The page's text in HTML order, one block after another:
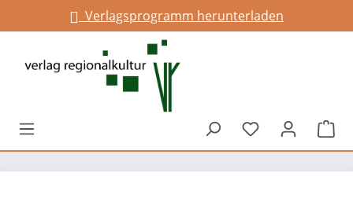
springenVerlagsprogramm herunterladen
Du hast 0